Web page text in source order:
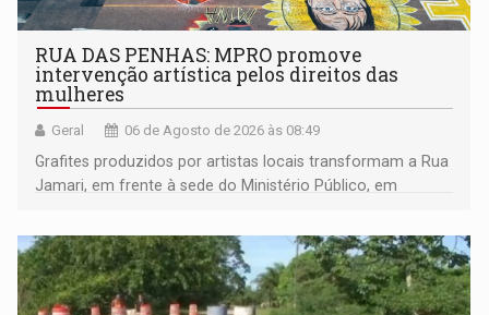
RUA DAS PENHAS: MPRO promove
intervenção artística pelos direitos das
mulheres
Geral 06 de Agosto de 2026 às 08:49
Grafites produzidos por artistas locais transformam a Rua
Jamari, em frente à sede do Ministério Público, em
da Penha e o enfrentamento à violência